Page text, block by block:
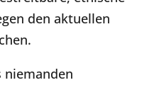
den aktuellen
niemanden